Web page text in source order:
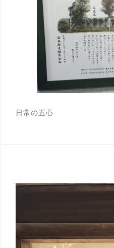
日常の五心